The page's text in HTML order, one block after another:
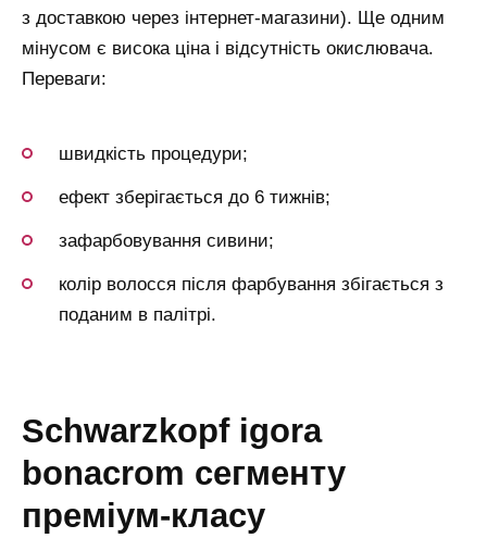
з доставкою через інтернет-магазини). Ще одним
мінусом є висока ціна і відсутність окислювача.
Переваги:
швидкість процедури;
ефект зберігається до 6 тижнів;
зафарбовування сивини;
колір волосся після фарбування збігається з
поданим в палітрі.
schwarzkopf igora
bonacrom сегменту
преміум-класу